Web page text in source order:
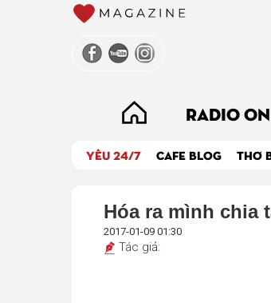
RADIO
YÊU 24/7 CAFE BLOG THƠ
Hóa ra mình chia
2017-01-09 01:30
Tác giả: